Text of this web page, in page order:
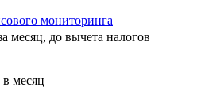
мониторинга
месяц, до вычета налогов
месяц